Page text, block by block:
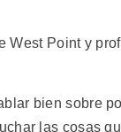
West Point y
bien sobre
las cosas